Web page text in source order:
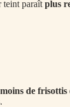
teint paraît plus
moins de frisottis